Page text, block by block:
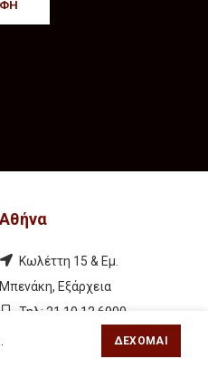
Κωλέττη 15 & Εμ.
Μπενάκη, Εξάρχεια
Τηλ: 21 10 12 6900
info@iwrite.grΔΈΧΟΜΑΙ